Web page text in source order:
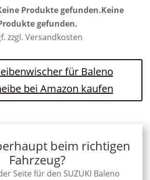
Produkte gefunden.Keine
gefunden.
zzgl. Versandkosten
für Baleno
bei Amazon kaufen
beim richtigen
Fahrzeug?
Seite für den SUZUKI Baleno